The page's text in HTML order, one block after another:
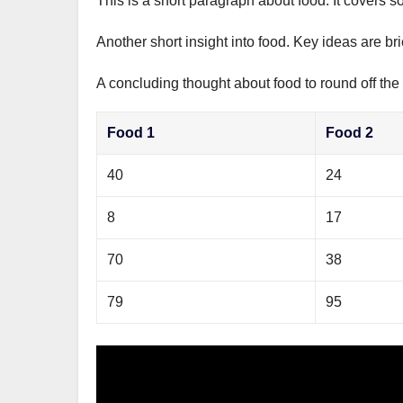
Another short insight into food. Key ideas are
A concluding thought about food to round off the
Food 1 Food 2
40 24
8 17
70 38
79 95